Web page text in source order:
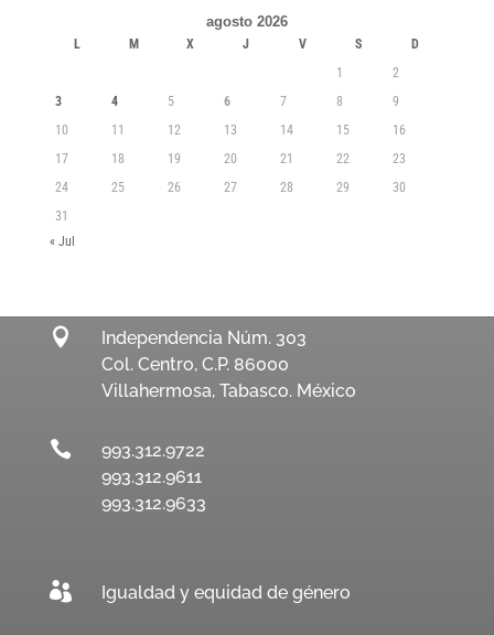
agosto 2026
L M X J V S
D
1
2
3
4 5 6 7 8
9
10
11 12 13 14 15
16
17
18 19 20 21 22
23
24
25 26 27 28 29
30
31
« Jul

Independencia Núm. 303
Col. Centro, C.P. 86000
Villahermosa, Tabasco. México

993.312.9722
993.312.9611
993.312.9633
 Igualdad y equidad de género